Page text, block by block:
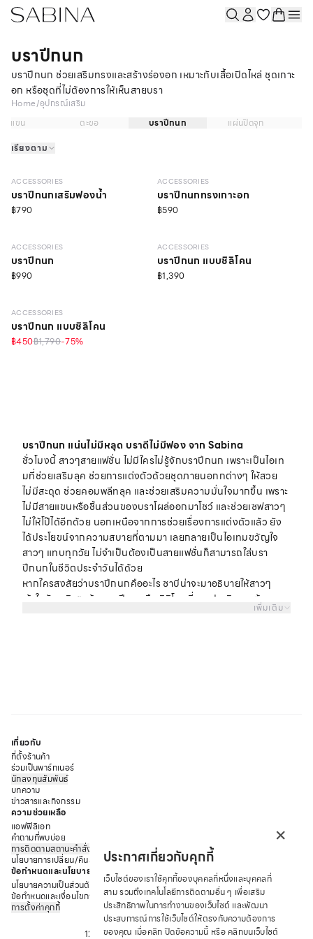
บราปีกนก
บราปีกนก ช่วยเสริมทรงและสร้างร่องอก เหมาะกับเสื้อเปิดไหล่ ชุดเกาะ
อก หรือชุดที่ไม่ต้องการให้เห็นสายบรา
Home/อุปกรณ์เสริม
ยแขน
ตะขอ บราปีกนก แผ่นปิดจุก
เรียงตาม
ACCESSORIES
บราปีกนกเสริมฟองน้ำ
฿790
ACCESSORIES
บราปีกนกทรงเกาะอก
฿590
ONLINE EXCLUSIVE
ACCESSORIES
บราปีกนก
฿990
ACCESSORIES
บราปีกนก แบบซิลิโคน
฿1,390
ACCESSORIES
บราปีกนก แบบซิลิโคน
฿450฿1,790-75%
บราปีกนก แน่นไม่มีหลุด บราดีไม่มีฟอง จาก Sabina
ชั่วโมงนี้ สาวๆสายแฟชั่น ไม่มีใครไม่รู้จักบราปีกนก เพราะเป็นไอเท
มที่ช่วยเสริมลุค ช่วยการแต่งตัวด้วยชุดภายนอกกต่างๆ ให้สวย
ไม่มีสะดุด ช่วยคอมพลีทลุค และช่วยเสริมความมั่นใจมากขึ้น เพราะ
ไม่มีสายแขนหรือชิ้นส่วนของบราโผล่ออกมาโชว์ และช่วยเซฟสาวๆ
ไม่ให้โป๊ได้อีกด้วย นอกเหนือจากการช่วยเรื่องการแต่งตัวแล้ว ยัง
ได้ประโยขน์จากความสบายที่ตามมา เลยกลายเป็นไอเทมขวัญใจ
สาวๆ แทบทุกวัย ไม่จำเป็นต้องเป็นสายแฟชั่นก็สามารถใส่บรา
ปีกนกในชีวิตประจำวันได้ด้วย
หากใครสงสัยว่าบราปีกนกคืออะไร ซาบีน่าจะมาอธิบายให้สาวๆ
เข้าใจกัน จริงๆแล้ว บราปีกนกคือ ซิลิโคนที่มาแปะบริเวณเต้าทรง
ซึ่งจะมีกาวที่ด้านในของซิลิโคนที่จะเป็นตัวช่วยยึดติดกับเต้าทรงไว้
ด้วยคุณสมบัติพิเศษของบราซิลิโคนแปะอก หรือบราปีกนก ที่ติด
หน้าอกได้โดยไม่ต้องมีสายนั่นเอง ทำให้เกิดโอกาสการใช้งานได้
หลากหลากมากขึ้น ที่เห็นได้ชัดเจนคือ การใช้บราปีกนก เมื่อเรา
ต้องการใส่กับชุดภายนอกที่ไม่ต้องการให้เห็นชิ้นส่วนของบราโผล่
ออกมา เช่น ชุดสายเดี่ยว ชุดโชว์ไหล่ หรือชุดที่โชว์หลัง และหากเรา
เลือกบราปีกนกที่มีกาวแบบติดแน่นพิเศษ ยังใช้คู่กับชุดว่ายน้ำเพื่อ
ใส่ลงน้ำได้อีกด้วย
อย่างที่เกริ่นไปว่า บราปีกนก ใช้ปกปิดบริเวณหน้าอกแทนบรา ข้อดี
คือ จะใส่ชุดภายนอกแบบไหนก็ไม่ต้องกังวลว่าจะมีเสื้อในโผล่มาร
บกวน หรือกวนใจ จะชุดเว้าแบบไหน ก็ใส่ได้ หรือชุดแนบเนื้อก็จะ
แนบสนิทไม่เห็นรอยเสื้อใน แถวยังช่วยเซฟสาวๆ ไม่ให้โป๊ ช่วยปกปิด
ส่วนที่ไม่ต้องการให้เปิดเผยได้อย่างมั่นใจ อีกทั้งเมื่อไม่มีสายแขน
ไม่มีตะขอ จึงทำให้ไม่ระคายเคืองผิว ทำให้ใส่สบายเหมือนไม่ได้ใส่
เพิ่มเติม
เกี่ยวกับ
ที่ตั้งร้านค้า
ร่วมเป็นพาร์ทเนอร์
นักลงทุนสัมพันธ์
บทความ
ข่าวสารและกิจกรรม
ความช่วยเหลือ
แอฟฟิลิเอท
คำถามที่พบบ่อย
การติดตามสถานะคำสั่งซื้อ
นโยบายการเปลี่ยน/คืนสินค้า
ข้อกำหนดและนโยบาย
นโยบายความเป็นส่วนตัว
ข้อกำหนดและเงื่อนไขการให้บริการ
การตั้งค่าคุกกี้
บริษัท ซาบีน่า ฟาร์อีสท์ จำกัด
12 ถนนอรุณอมรินทร์ แขวงอรุณอมรินทร์
×
ประกาศเกี่ยวกับคุกกี้
เว็บไซต์ของเราใช้คุกกี้ของบุคคลที่หนึ่งและบุคคลที่
สาม รวมถึงเทคโนโลยีการติดตามอื่น ๆ เพื่อเสริม
ประสิทธิภาพในการทำงานของเว็บไซต์ และพัฒนา
ประสบการณ์การใช้เว็บไซต์ให้ตรงกับความต้องการ
ของคุณ เมื่อคลิก ปิดข้อความนี้ หรือ คลิกบนเว็บไซต์